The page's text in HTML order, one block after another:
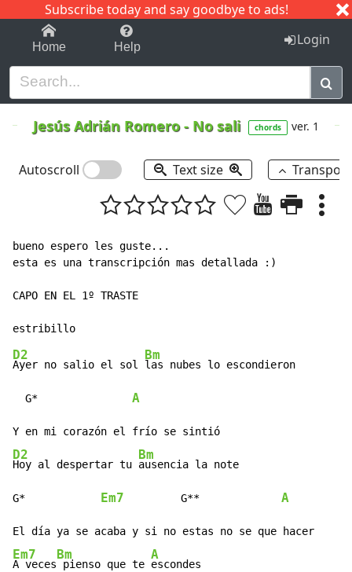
Subscribe today and say goodbye to ads!
1-9 C I J
Home Help Login
Jesús Adrián Romero- No sali chords ver. 1
Autoscroll Text size
bueno espero les guste...
esta es una transcripción mas detallada :)
CAPO EN EL 1º TRASTE
D2
Ayer no salio el sol
Bm
las nubes lo escondieron
  G*
A
D2
Hoy al despertar tu
Bm
ausencia la note
G* Em7
         G**
A
Em7
A veces
Bm
pienso que te
A